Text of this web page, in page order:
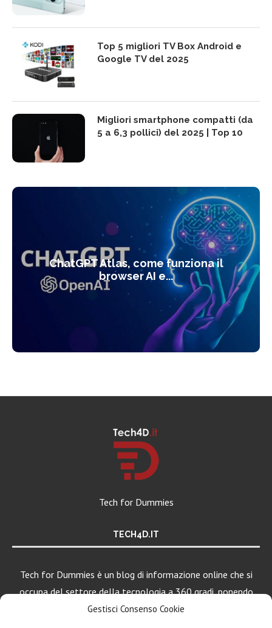
Gestisci Consenso Cookie
Top 5 migliori TV Box Android e
Google TV del 2025
Migliori smartphone compatti (da
5 a 6,3 pollici) del 2025 | Top 10
ChatGPT Atlas, come funziona il
browser AI e...
Tech for Dummies
TECH4D.IT
Tech for Dummies è un blog di informazione online che si
occupa del settore della tecnologia a 360 gradi, ponendo
una particolare attenzione al mondo Android, Apple e